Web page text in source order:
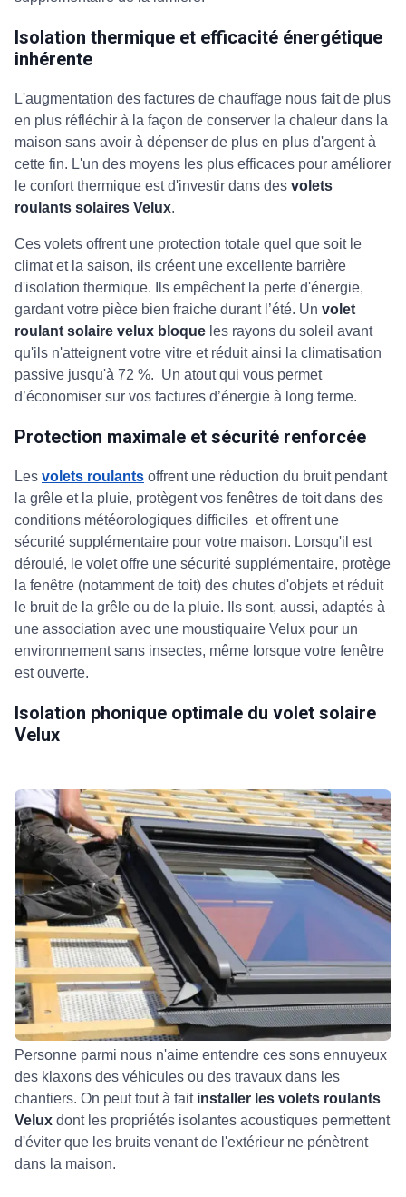
Isolation thermique et efficacité énergétique
inhérente
L'augmentation des factures de chauffage nous fait de plus
en plus réfléchir à la façon de conserver la chaleur dans la
maison sans avoir à dépenser de plus en plus d'argent à
cette fin. L'un des moyens les plus efficaces pour améliorer
le confort thermique est d'investir dans des volets
roulants solaires Velux.
Ces volets offrent une protection totale quel que soit le
climat et la saison, ils créent une excellente barrière
d'isolation thermique. Ils empêchent la perte d'énergie,
gardant votre pièce bien fraiche durant l’été. Un volet
roulant solaire velux bloque les rayons du soleil avant
qu'ils n'atteignent votre vitre et réduit ainsi la climatisation
passive jusqu'à 72 %. Un atout qui vous permet
d’économiser sur vos factures d’énergie à long terme.
Protection maximale et sécurité renforcée
Les volets roulants offrent une réduction du bruit pendant
la grêle et la pluie, protègent vos fenêtres de toit dans des
conditions météorologiques difficiles et offrent une
sécurité supplémentaire pour votre maison. Lorsqu'il est
déroulé, le volet offre une sécurité supplémentaire, protège
la fenêtre (notamment de toit) des chutes d'objets et réduit
le bruit de la grêle ou de la pluie. Ils sont, aussi, adaptés à
une association avec une moustiquaire Velux pour un
environnement sans insectes, même lorsque votre fenêtre
est ouverte.
Isolation phonique optimale du volet solaire
Velux
Personne parmi nous n'aime entendre ces sons ennuyeux
des klaxons des véhicules ou des travaux dans les
chantiers. On peut tout à faitinstaller les volets roulants
Velux dont les propriétés isolantes acoustiques permettent
d'éviter que les bruits venant de l'extérieur ne pénètrent
dans la maison.